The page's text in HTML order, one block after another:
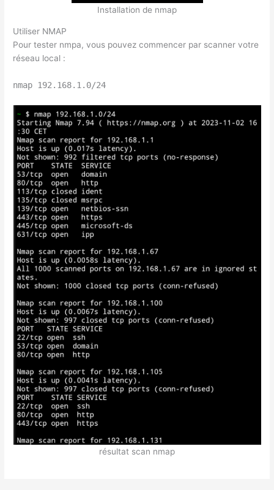
Installation de nmap
Utiliser NMAP
Pour tester nmpa, vous pouvez commencer par scanner votre
réseau local :
nmap 192.168.1.0/24
résultat scan nmap